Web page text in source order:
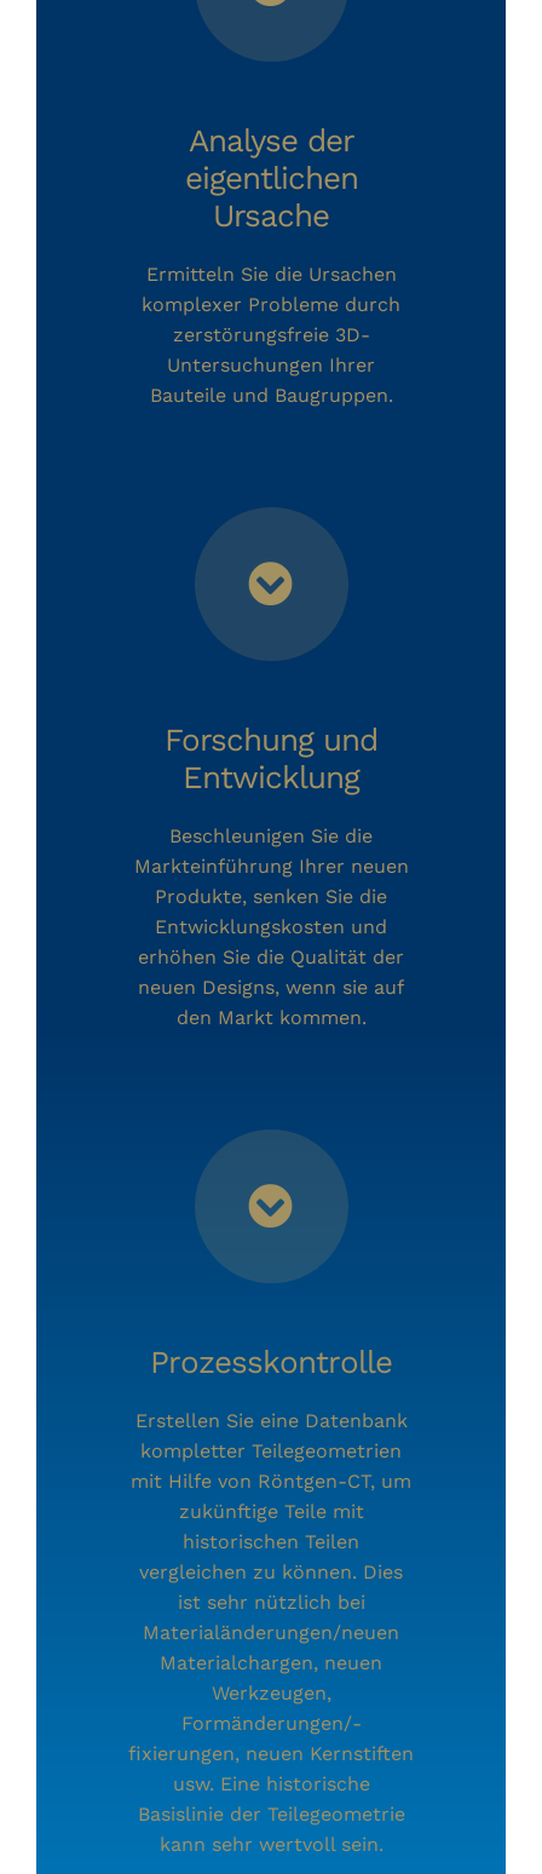
Analyse der
eigentlichen
Ursache
Ermitteln Sie die Ursachen
komplexer Probleme durch
zerstörungsfreie 3D-
Untersuchungen Ihrer
Bauteile und Baugruppen.
Forschung und
Entwicklung
Beschleunigen Sie die
Markteinführung Ihrer neuen
Produkte, senken Sie die
Entwicklungskosten und
erhöhen Sie die Qualität der
neuen Designs, wenn sie auf
den Markt kommen.
Prozesskontrolle
Erstellen Sie eine Datenbank
kompletter Teilegeometrien
mit Hilfe von Röntgen-CT, um
zukünftige Teile mit
historischen Teilen
vergleichen zu können. Dies
ist sehr nützlich bei
Materialänderungen/neuen
Materialchargen, neuen
Werkzeugen,
Formänderungen/-
fixierungen, neuen Kernstiften
usw. Eine historische
Basislinie der Teilegeometrie
kann sehr wertvoll sein.